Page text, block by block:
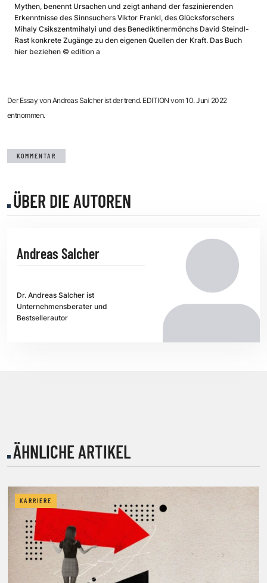
Mythen, benennt Ursachen und zeigt anhand der faszinierenden
Erkenntnisse des Sinnsuchers Viktor Frankl, des Glücksforschers
Mihaly Csikszentmihalyi und des Benediktinermönchs David Steindl-
Rast konkrete Zugänge zu den eigenen Quellen der Kraft. Das Buch
hier beziehen © edition a
Der Essay von Andreas Salcher ist der trend. EDITION vom 10. Juni 2022
entnommen.
KOMMENTAR
ÜBER DIE AUTOREN
Andreas Salcher
Dr. Andreas Salcher ist
Unternehmensberater und
Bestsellerautor
ÄHNLICHE ARTIKEL
KARRIERE